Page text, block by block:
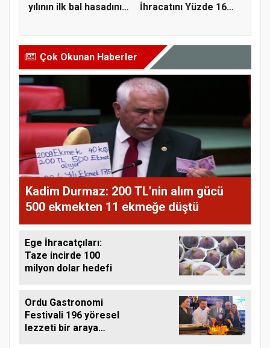
yılının ilk bal hasadını
İhracatını Yüzde 16
Çok Okunan Haberler
Kadim Durmaz: 200 TL'nin alım gücü
500 ekmekten 11 ekmeğe düştü
Ege İhracatçıları:
Taze incirde 100
milyon dolar hedefi
Ordu Gastronomi
Festivali 196 yöresel
lezzeti bir araya